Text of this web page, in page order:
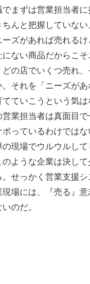
まずは営業担当者
んと把握していない
ーズがあれば売れる
にない商品だからこ
の店でいくつ売れ
それを「ニーズが
てていこうという気
業担当者は真面目
ボっているわけでは
の現場でウルウルし
ような企業は決して
せっかく営業支援
場には、『売る』
のだ。